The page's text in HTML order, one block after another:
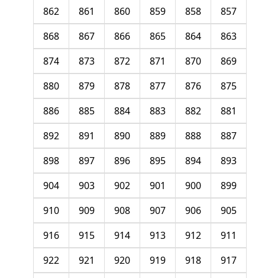
857
858
859
860
861
862
863
864
865
866
867
868
869
870
871
872
873
874
875
876
877
878
879
880
881
882
883
884
885
886
887
888
889
890
891
892
893
894
895
896
897
898
899
900
901
902
903
904
905
906
907
908
909
910
911
912
913
914
915
916
917
918
919
920
921
922